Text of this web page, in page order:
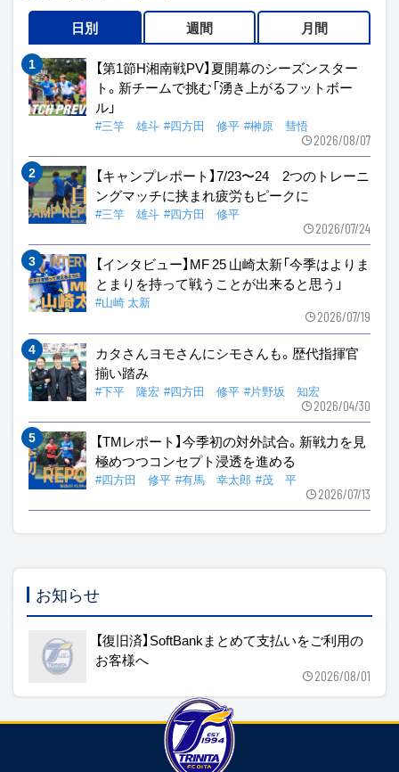
日別 週間 月間
【第1節H湘南戦PV】夏開幕のシーズンスター
ト。新チームで挑む「湧き上がるフットボー
ル」
#三竿 雄斗 #四方田 修平 #榊原 彗悟
2026/08/07
【キャンプレポート】7/23〜24 2つのトレーニ
ングマッチに挟まれ疲労もピークに
#三竿 雄斗 #四方田 修平
2026/07/24
【インタビュー】MF 25 山崎太新「今季はよりま
とまりを持って戦うことが出来ると思う」
#山崎 太新
2026/07/19
カタさんヨモさんにシモさんも。歴代指揮官
揃い踏み
#下平 隆宏 #四方田 修平 #片野坂 知宏
2026/04/30
【TMレポート】今季初の対外試合。新戦力を見
極めつつコンセプト浸透を進める
#四方田 修平 #有馬 幸太郎 #茂 平
2026/07/13
お知らせ
【復旧済】SoftBankまとめて支払いをご利用の
お客様へ
2026/08/01